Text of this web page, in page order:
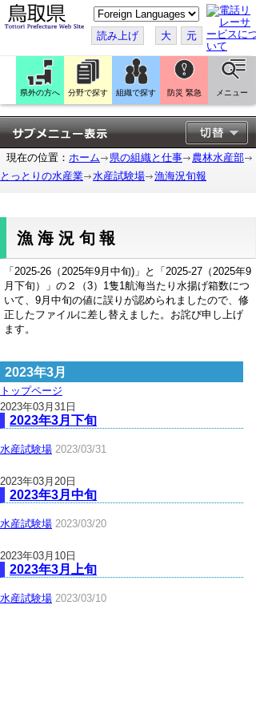
こ
の
ペ
ー
ジ
翻
訳
す
る
読み上げ 大 元
県外の方へ 分野で探す 組織で探す 防災 緊急 メニュー
現在の位置： ホーム 県の組織と仕事
農林水産部
とっとりの水産業
水産試験場 漁海況旬報
漁海況旬報
「2025-26（2025年9月中旬)」と「2025-27（2025年9
月下旬）」の２（3）1隻1航海当たり水揚げ箱数につ
いて、9月中旬の値に誤りが認められましたので、修
正したファイルに差し替えました。お詫び申し上げ
ます。
2023年3月
トップページ
2023年03月31日
2023年3月下旬
水産試験場 2023/03/31
2023年03月20日
2023年3月中旬
水産試験場 2023/03/20
2023年03月10日
2023年3月上旬
水産試験場 2023/03/10